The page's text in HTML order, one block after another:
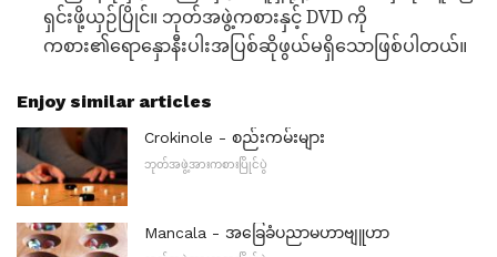
ရှင်းဖို့ယှဉ်ပြိုင်။ ဘုတ်အဖွဲ့ကစားနှင့် DVD ကို
ကစား၏ရောနှောနီးပါးအပြစ်ဆိုဖွယ်မရှိသောဖြစ်ပါတယ်။
Enjoy similar articles
Crokinole - စည်းကမ်းများ
ဘုတ်အဖွဲ့အားကစားပြိုင်ပွဲ
Mancala - အခြေခံပညာမဟာဗျူဟာ